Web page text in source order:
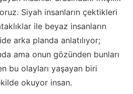
Siyah insanların çektikleri
ile beyaz insanların
arka planda anlatılıyor;
ama onun gözünden bunları
bu olayları yaşayan biri
okuyor insan.